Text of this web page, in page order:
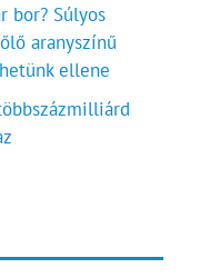
bor? Súlyos
aranyszínű
ellene